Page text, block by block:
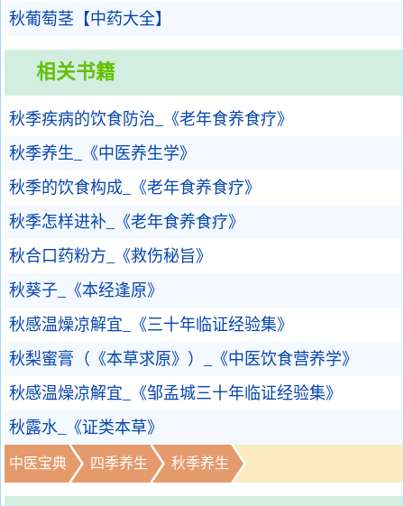
秋葡萄茎【中药大全】
相关书籍
秋季疾病的饮食防治_《老年食养食疗》
秋季养生_《中医养生学》
秋季的饮食构成_《老年食养食疗》
秋季怎样进补_《老年食养食疗》
秋合口药粉方_《救伤秘旨》
秋葵子_《本经逢原》
秋感温燥凉解宜_《三十年临证经验集》
秋梨蜜膏（《本草求原》）_《中医饮食营养学》
秋感温燥凉解宜_《邹孟城三十年临证经验集》
秋露水_《证类本草》
中医宝典 四季养生 秋季养生